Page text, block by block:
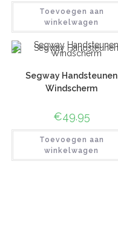
Toevoegen aan
winkelwagen
Segway Handsteunen
Windscherm
€49.95
Toevoegen aan
winkelwagen